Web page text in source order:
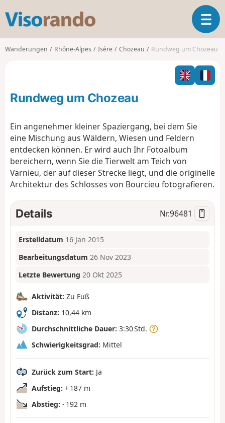
s
o
o
T
o
l
n
o
n
Wanderungen Rhône-Alpes Isère Chozeau Rundweg um Chozeau
Rundweg um Chozeau
Ein angenehmer kleiner Spaziergang, bei dem Sie
eine Mischung aus Wäldern, Wiesen und Feldern
entdecken können. Er wird auch Ihr Fotoalbum
bereichern, wenn Sie die Tierwelt am Teich von
Varnieu, der auf dieser Strecke liegt, und die originelle
Architektur des Schlosses von Bourcieu fotografieren.
Details Nr.96481
Erstelldatum 16 Jan 2015
Bearbeitungsdatum 26 Nov 2023
Letzte Bewertung 20 Okt 2025
Aktivität: Zu Fuß
Distanz: 10,44 km
Durchschnittliche Dauer: 3:30 Std.
Schwierigkeitsgrad: Mittel
Zurück zum Start: Ja
Aufstieg: + 187 m
Abstieg: - 192 m